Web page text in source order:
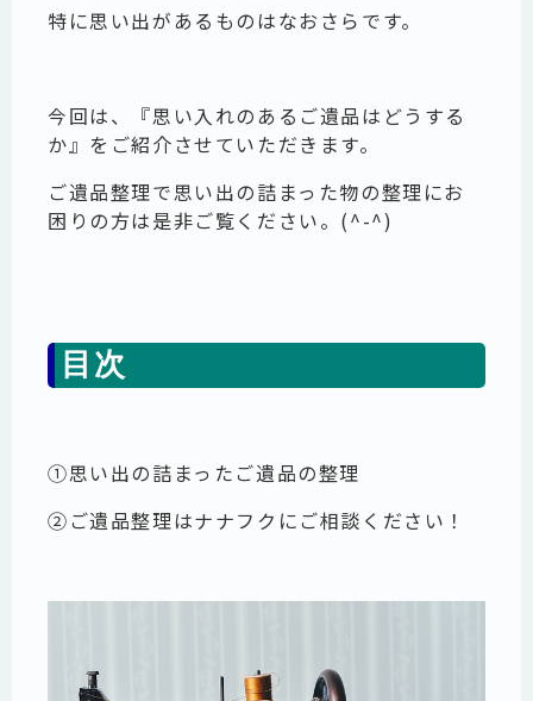
特に思い出があるものはなおさらです。
今回は、
『思い入れのあるご遺品はどうする
か』 を ご紹介させていただきます。
ご遺品整理で思い出の詰まった物の整理にお
困りの方は是非ご覧ください。(^-^)
目次
①思い出の詰まったご遺品の整理
②ご遺品整理はナナフクにご相談ください！